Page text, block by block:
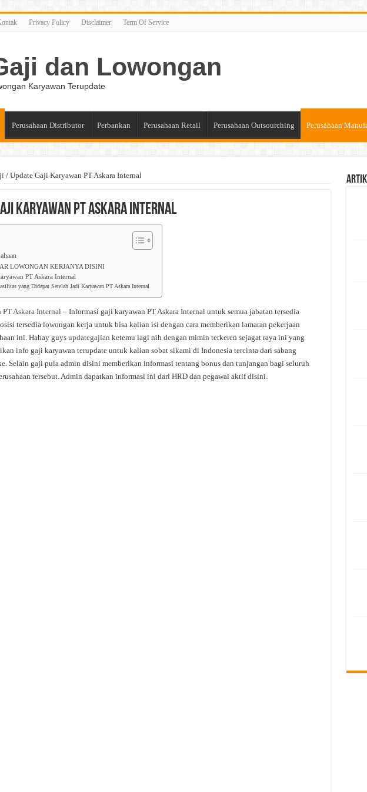
Privacy Policy Disclaimer Term Of Service
dan Lowongan
Karyawan Terupdate
Perusahaan Distributor Perbankan Perusahaan Retail Perusahaan Outsourching Perusahaan
/ Update Gaji Karyawan PT Askara Internal
Karyawan PT Askara Internal
LOWONGAN KERJANYA DISINI
PT Askara Internal
yang Didapat Setelah Jadi Karyawan PT Askara Internal
Askara Internal– Informasi gaji karyawan PT Askara Internal untuk semua jabatan tersedia
tersedia lowongan kerja untuk bisa kalian isi dengan cara memberikan lamaran pekerjaan
ini. Hahay guysupdategajian ketemu lagi nih dengan mimin terkeren sejagat raya ini yang
info gaji karyawan terupdate untuk kalian sobat sikami di Indonesia tercinta dari sabang
Selain gaji pula admin disini memberikan informasi tentang bonus dan tunjangan bagi seluruh
tersebut. Admin dapatkan informasi ini dari HRD dan pegawai aktif disini.